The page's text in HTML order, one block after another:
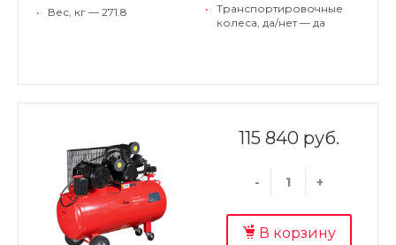
•
Вес, кг — 271.8
•
Транспортировочные
колеса, да/нет — да
115 840 руб.
- +
В корзину